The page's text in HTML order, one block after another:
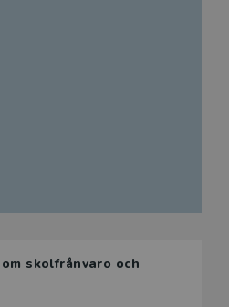
skolfrånvaro och